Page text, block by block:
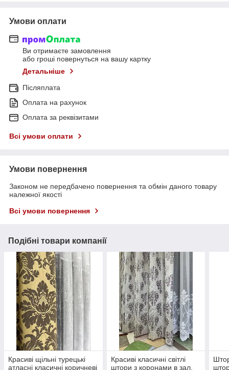
Умови оплати
Ви отримаєте замовлення
або гроші повернуться на вашу картку
Детальніше
Післяплата
Оплата на рахунок
Оплата за реквізитами
Всі умови оплати
Умови повернення
Законом не передбачено повернення та обмін даного товару
належної якості
Всі умови повернення
Подібні товари компанії
Красиві щільні турецькі
атласні класичні коричневі
Красиві класичні світлі
штори з коронами в зал,